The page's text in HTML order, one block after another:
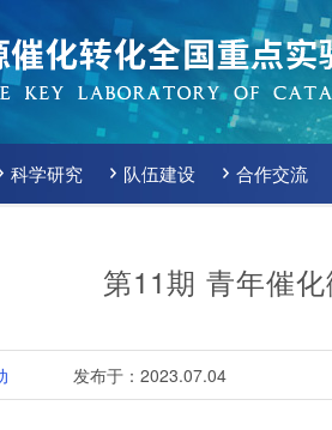
科学研究 队伍建设 合作交流
第11期 青年催
发布于：2023.07.04